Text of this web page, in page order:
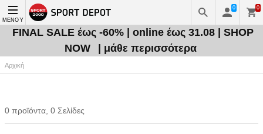
ΜΕΝΟΎ
0 0
FINAL SALE έως -60% | online έως 31.08 | SHOP
NOW
| μάθε περισσότερα
Αρχική
0 προϊόντα, 0 Σελίδες